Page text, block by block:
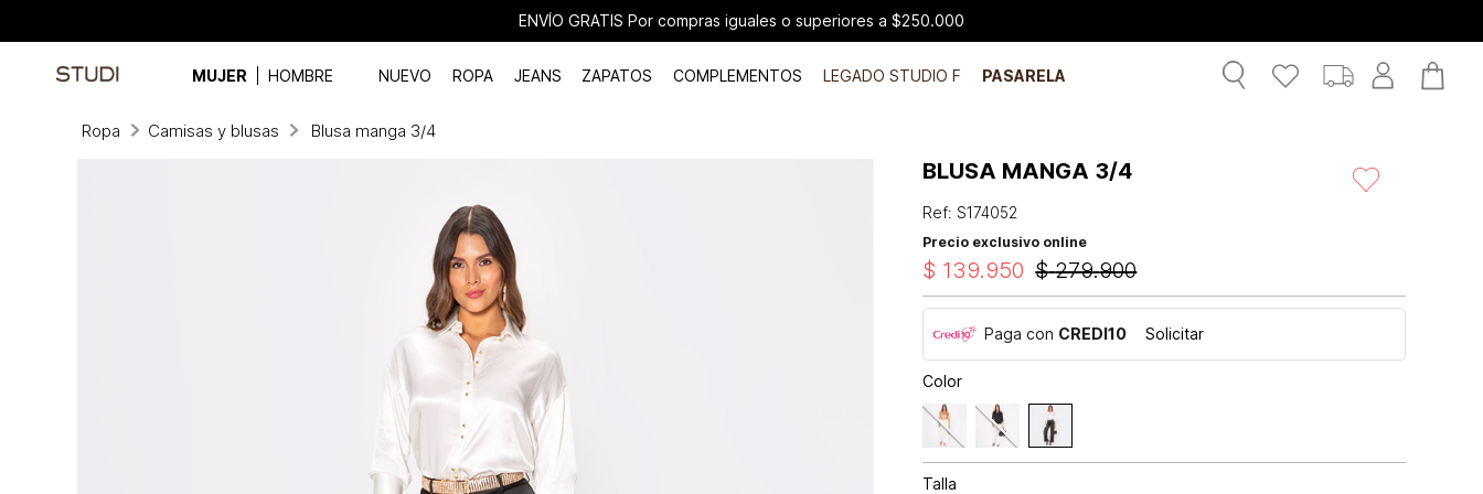
ENVÍO GRATIS Por compras iguales o superiores a $250.000
MUJER HOMBRE NUEVO ROPA JEANS ZAPATOS COMPLEMENTOS LEGADO STUDIO F PASARELA
Ropa Camisas y blusas Blusa manga 3/4
BLUSA MANGA 3/4
Ref:S174052
Precio exclusivo online
$ 279.900
$ 139.950
Paga con CREDI10 Solicitar
Color
Talla